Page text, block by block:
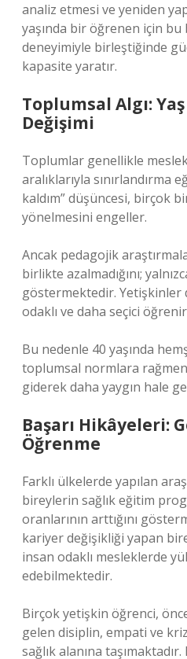
analiz etmesi ve yeniden
yaşında bir öğrenen için bu
deneyimiyle birleştiğinde
kapasite yaratır.
Toplumsal Algı:
Değişimi
Toplumlar genellikle
aralıklarıyla sınırlandırma
kaldım” düşüncesi, birçok
yönelmesini engeller.
Ancak pedagojik
birlikte azalmadığını;
göstermektedir. Yetişkinler
odaklı ve daha seçici
Bu nedenle 40 yaşında
toplumsal normlara
giderek daha yaygın hale
Başarı Hikâyeleri:
Öğrenme
Farklı ülkelerde yapılan
bireylerin sağlık eğitim
oranlarının arttığını
kariyer değişikliği yapan
insan odaklı mesleklerde
edebilmektedir.
Birçok yetişkin öğrenci,
gelen disiplin, empati ve
sağlık alanına